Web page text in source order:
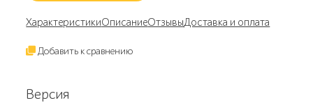
ХарактеристикиОписаниеОтзывыДоставка и оплата
Добавить к сравнению
Версия